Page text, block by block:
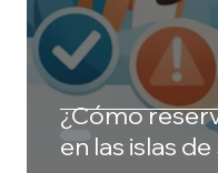
¿Cómo
en las islas